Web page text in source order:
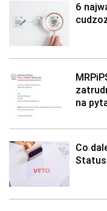
6
na
Co
Status